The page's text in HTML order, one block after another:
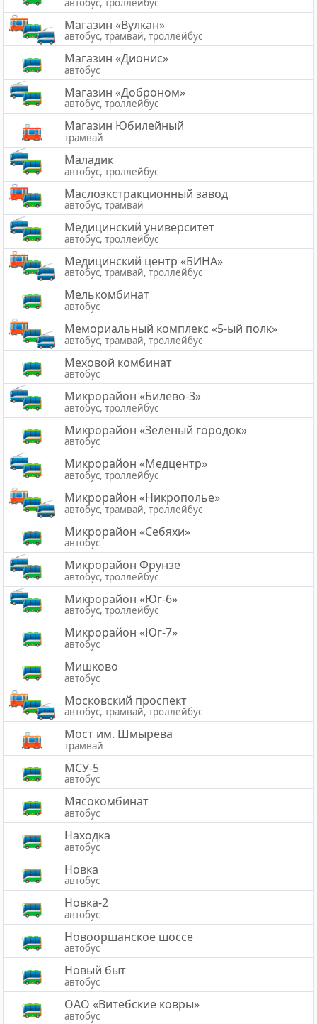
автобус, троллейбус
Магазин «Вулкан»
автобус, трамвай, троллейбус
Магазин «Дионис»
автобус
Магазин «Доброном»
автобус, троллейбус
Магазин Юбилейный
трамвай
Маладик
автобус, троллейбус
Маслоэкстракционный завод
автобус, трамвай
Медицинский университет
автобус, троллейбус
Медицинский центр «БИНА»
автобус, трамвай, троллейбус
Мелькомбинат
автобус
Мемориальный комплекс «5-ый полк»
автобус, трамвай, троллейбус
Меховой комбинат
автобус
Микрорайон «Билево-3»
автобус, троллейбус
Микрорайон «Зелёный городок»
автобус
Микрорайон «Медцентр»
автобус, троллейбус
Микрорайон «Никрополье»
автобус, трамвай, троллейбус
Микрорайон «Себяхи»
автобус
Микрорайон Фрунзе
автобус, троллейбус
Микрорайон «Юг-6»
автобус, троллейбус
Микрорайон «Юг-7»
автобус
Мишково
автобус
Московский проспект
автобус, трамвай, троллейбус
Мост им. Шмырёва
трамвай
МСУ-5
автобус
Мясокомбинат
автобус
Находка
автобус
Новка
автобус
Новка-2
автобус
Новооршанское шоссе
автобус
Новый быт
автобус
ОАО «Витебские ковры»
автобус